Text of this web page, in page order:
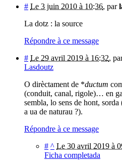
# Le 3 juin 2010 à 10:36, par
La dotz : la source
Répondre à ce message
# Le 29 avril 2019 à 16:32,
Lasdoutz
O dirèctament de *ductum
(conduit, canal, rigole)… en
sembla, lo sens de hont,
a ua de naturau ?).
Répondre à ce message
# ^ Le 30 avril 2019 à
Ficha completada